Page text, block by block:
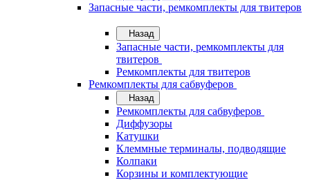
Запасные части, ремкомплекты для твитеров
Назад
Запасные части, ремкомплекты для
твитеров
Ремкомплекты для твитеров
Ремкомплекты для сабвуферов
Назад
Ремкомплекты для сабвуферов
Диффузоры
Катушки
Клеммные терминалы, подводящие
Колпаки
Корзины и комплектующие